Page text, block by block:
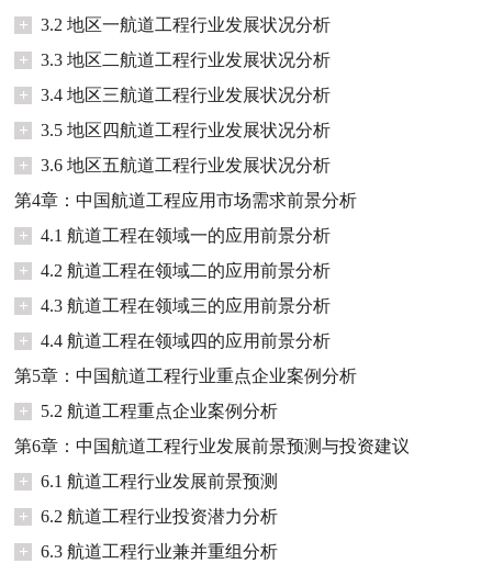
+
3.2 地区一航道工程行业发展状况分析
+
3.3 地区二航道工程行业发展状况分析
+
3.4 地区三航道工程行业发展状况分析
+
3.5 地区四航道工程行业发展状况分析
+
3.6 地区五航道工程行业发展状况分析
第4章：中国航道工程应用市场需求前景分析
+
4.1 航道工程在领域一的应用前景分析
+
4.2 航道工程在领域二的应用前景分析
+
4.3 航道工程在领域三的应用前景分析
+
4.4 航道工程在领域四的应用前景分析
第5章：中国航道工程行业重点企业案例分析
+
5.2 航道工程重点企业案例分析
第6章：中国航道工程行业发展前景预测与投资建议
+
6.1 航道工程行业发展前景预测
+
6.2 航道工程行业投资潜力分析
+
6.3 航道工程行业兼并重组分析